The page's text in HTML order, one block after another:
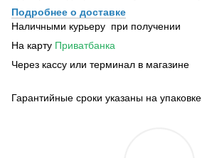
Подробнее о доставке
Наличными курьеру при получении
На карту Приватбанка
Через кассу или терминал в магазине
Гарантийные сроки указаны на упаковке.